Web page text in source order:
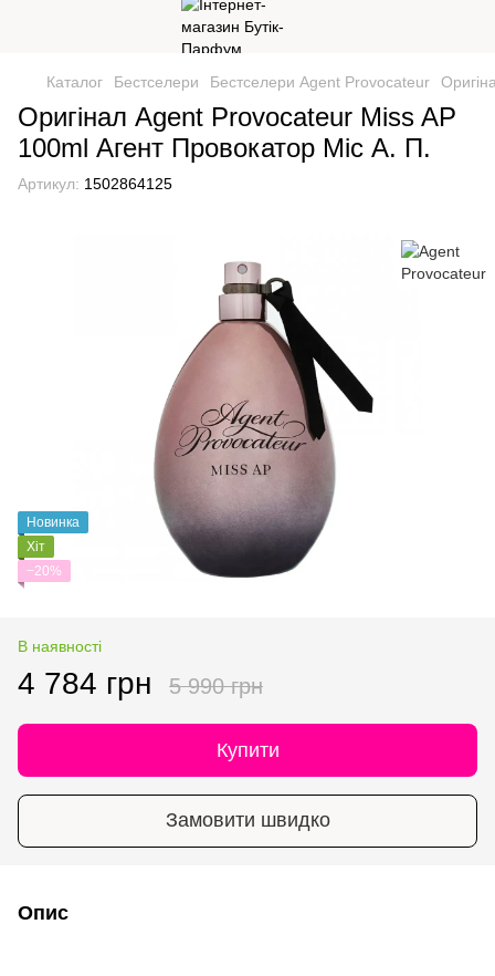
Каталог Бестселери Бестселери Agent Provocateur
Оригінал Agent Provocateur Miss AP
100ml Агент Провокатор Міс А. П.
Артикул: 1502864125
Новинка
Хіт
−20%
В наявності
4 784 грн 5 990 грн
Купити
Замовити швидко
Опис